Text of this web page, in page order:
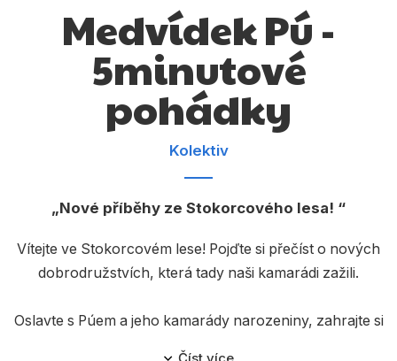
Hobby
Kuchařky
Počítače
Populárně - naučná pro dospělé
Medvídek Pú -
5minutové
pohádky
Kolektiv
Nové příběhy ze Stokorcového lesa!
Vítejte ve Stokorcovém lese! Pojďte si přečíst o nových
dobrodružstvích, která tady naši kamarádi zažili.
Oslavte s Púem a jeho kamarády narozeniny, zahrajte si